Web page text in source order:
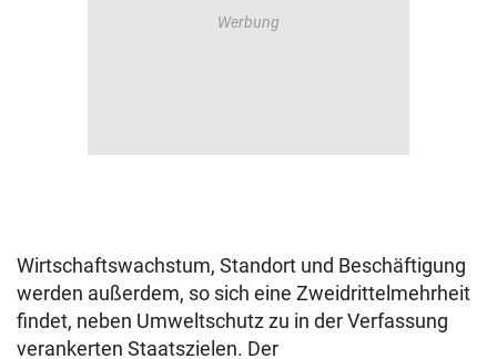
Wirtschaftswachstum, Standort und Beschäftigung
werden außerdem, so sich eine Zweidrittelmehrheit
findet, neben Umweltschutz zu in der Verfassung
verankerten Staatszielen. Der